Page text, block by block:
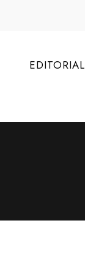
EDITORIAL